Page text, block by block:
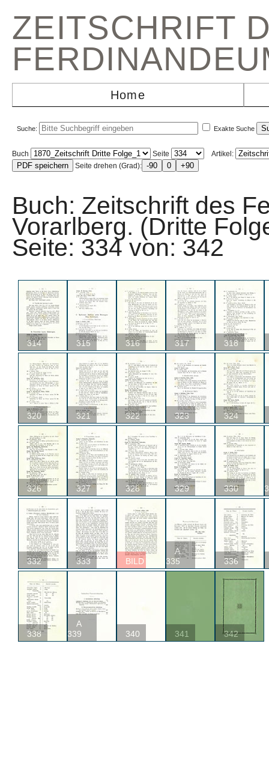
ZEITSCHRIFT
Home
Suche: Exakte Suche
Buch Seite
Artikel:
Seite drehen (Grad):
Buch: Zeitschrift des
Vorarlberg. (Dritte
Seite: 334 von:
314 315 316 317 318
320 321 322 323 324
326 327 328 329 330
332 333 BILD
A
335
336
338
A
339
340 341 342